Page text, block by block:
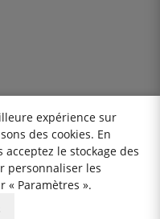
expérience sur
des cookies. En
le stockage des
personnaliser les
« Paramètres ».